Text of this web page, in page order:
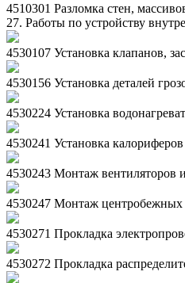
4510301 Разломка стен,
27. Работы по устройству
4530107 Установка клапанов,
4530156 Установка деталей
4530224 Установка
4530241 Установка
4530243 Монтаж вентиляторов
4530247 Монтаж центробежных
4530271 Прокладка
4530272 Прокладка